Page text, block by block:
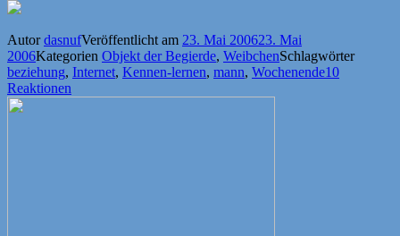
AutordasnufVeröffentlicht am 23. Mai 200623. Mai
2006Kategorien Objekt der Begierde, WeibchenSchlagwörter
beziehung, Internet, Kennen-lernen, mann, Wochenende10
Reaktionen